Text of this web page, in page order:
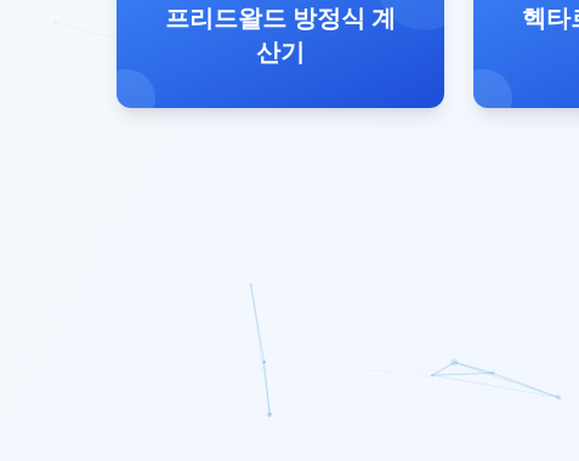
프리드왈드 방정식 계
산기
헥타